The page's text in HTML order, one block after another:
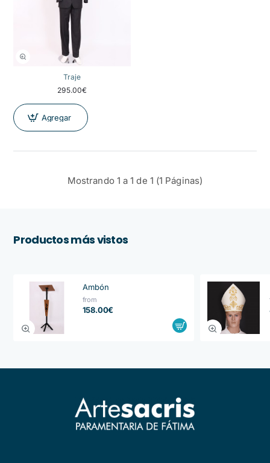
Traje
295.00€
Agregar
Mostrando 1 a 1 de 1 (1 Páginas)
Productos más vistos
Ambón
from
158.00€